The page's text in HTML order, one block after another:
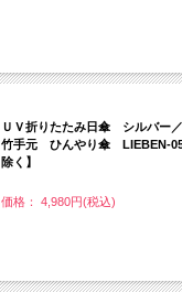
ＵＶ折りたたみ日傘 シルバー
竹手元 ひんやり傘 LIEBEN-
除く】
価格： 4,980円(税込)